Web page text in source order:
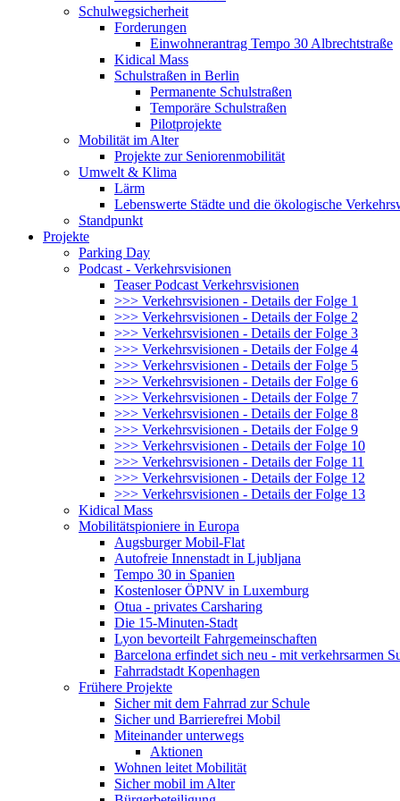
Schulwegsicherheit
Forderungen
Einwohnerantrag Tempo 30 Albrechtstraße
Kidical Mass
Schulstraßen in Berlin
Permanente Schulstraßen
Temporäre Schulstraßen
Pilotprojekte
Mobilität im Alter
Projekte zur Seniorenmobilität
Umwelt & Klima
Lärm
Lebenswerte Städte und die ökologische
Standpunkt
Projekte
Parking Day
Podcast - Verkehrsvisionen
Teaser Podcast Verkehrsvisionen
>>> Verkehrsvisionen - Details der Folge 1
>>> Verkehrsvisionen - Details der Folge 2
>>> Verkehrsvisionen - Details der Folge 3
>>> Verkehrsvisionen - Details der Folge 4
>>> Verkehrsvisionen - Details der Folge 5
>>> Verkehrsvisionen - Details der Folge 6
>>> Verkehrsvisionen - Details der Folge 7
>>> Verkehrsvisionen - Details der Folge 8
>>> Verkehrsvisionen - Details der Folge 9
>>> Verkehrsvisionen - Details der Folge 10
>>> Verkehrsvisionen - Details der Folge 11
>>> Verkehrsvisionen - Details der Folge 12
>>> Verkehrsvisionen - Details der Folge 13
Kidical Mass
Mobilitätspioniere in Europa
Augsburger Mobil-Flat
Autofreie Innenstadt in Ljubljana
Tempo 30 in Spanien
Kostenloser ÖPNV in Luxemburg
Otua - privates Carsharing
Die 15-Minuten-Stadt
Lyon bevorteilt Fahrgemeinschaften
Barcelona erfindet sich neu - mit verkehrsarmen
Fahrradstadt Kopenhagen
Frühere Projekte
Sicher mit dem Fahrrad zur Schule
Sicher und Barrierefrei Mobil
Miteinander unterwegs
Aktionen
Wohnen leitet Mobilität
Sicher mobil im Alter